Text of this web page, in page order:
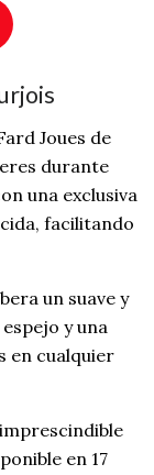
Joues de
durante
una exclusiva
facilitando
un suave y
y una
en cualquier
en 17